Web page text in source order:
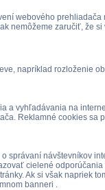
webového
nemôžeme zaručiť, že
napríklad rozloženie
vyhľadávania na
Reklamné cookies sa
správaní návštevníkov
cielené
Ak si však napriek
banneri .